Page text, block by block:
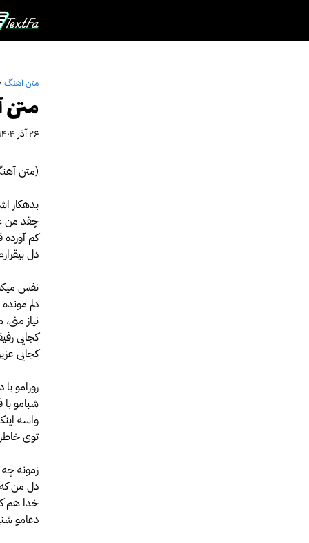
محتوا
متن آهنگ
متن
۲۶ آذر ۱۴۰۴
(متن
بدهکار
چقد من
کم
دل
نفس
دلم
نیاز
کجایی
کجایی
روزامو
شبامو
واسه
توی
زمونه
دل من
خدا هم که
دعامو